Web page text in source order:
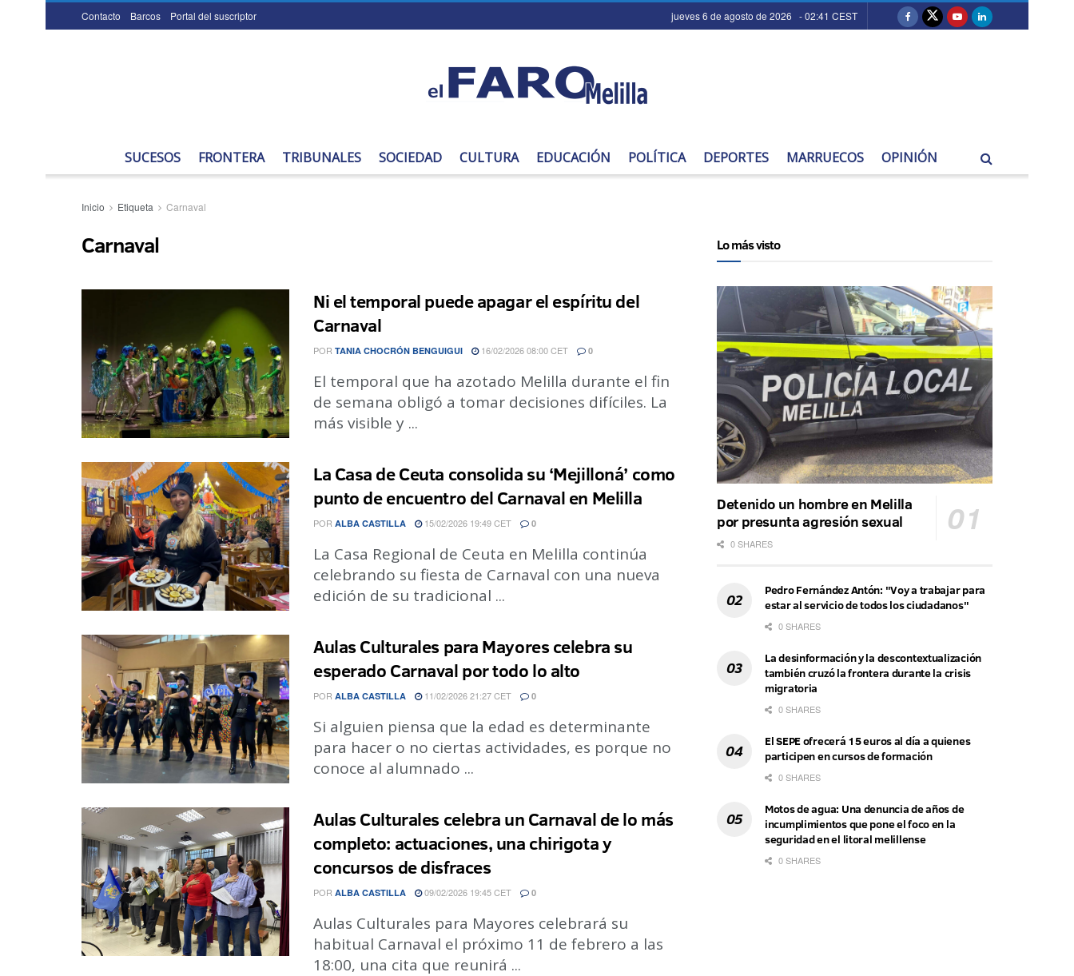
Contacto Barcos Portal del suscriptor jueves 6 de agosto de 2026 - 02:41 CEST
SUCESOS FRONTERA TRIBUNALES SOCIEDAD CULTURA EDUCACIÓN POLÍTICA DEPORTES MARRUECOS OPINIÓN
Inicio Etiqueta Carnaval
Carnaval
Ni el temporal puede apagar el espíritu del
Carnaval
POR TANIA CHOCRÓN BENGUIGUI 16/02/2026 08:00 CET 0
El temporal que ha azotado Melilla durante el fin
de semana obligó a tomar decisiones difíciles. La
más visible y ...
La Casa de Ceuta consolida su ‘Mejilloná’ como
punto de encuentro del Carnaval en Melilla
POR ALBA CASTILLA 15/02/2026 19:49 CET 0
La Casa Regional de Ceuta en Melilla continúa
celebrando su fiesta de Carnaval con una nueva
edición de su tradicional ...
Aulas Culturales para Mayores celebra su
esperado Carnaval por todo lo alto
POR ALBA CASTILLA 11/02/2026 21:27 CET 0
Si alguien piensa que la edad es determinante
para hacer o no ciertas actividades, es porque no
conoce al alumnado ...
Aulas Culturales celebra un Carnaval de lo más
completo: actuaciones, una chirigota y
concursos de disfraces
POR ALBA CASTILLA 09/02/2026 19:45 CET 0
Aulas Culturales para Mayores celebrará su
habitual Carnaval el próximo 11 de febrero a las
18:00, una cita que reunirá ...
Lo más visto
Detenido un hombre en Melilla
por presunta agresión sexual
0 SHARES
Pedro Fernández Antón: "Voy a trabajar para
estar al servicio de todos los ciudadanos"
0 SHARES
La desinformación y la descontextualización
también cruzó la frontera durante la crisis
migratoria
0 SHARES
El SEPE ofrecerá 15 euros al día a quienes
participen en cursos de formación
0 SHARES
Motos de agua: Una denuncia de años de
incumplimientos que pone el foco en la
seguridad en el litoral melillense
0 SHARES